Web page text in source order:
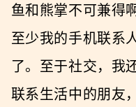
鱼和熊掌不可兼得
至少我的手机联系
了。至于社交，我
联系生活中的朋友